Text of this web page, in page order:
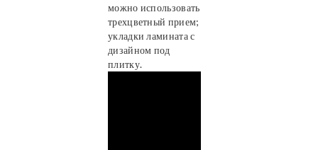
можно использовать
трехцветный прием;
укладки ламината с
дизайном под
плитку.